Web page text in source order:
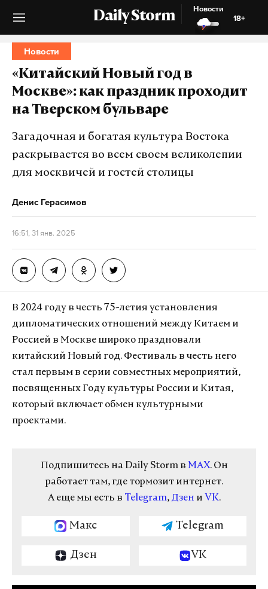
Daily Storm
Новости
18+
Новости
«Китайский Новый год в
Москве»: как праздник проходит
на Тверском бульваре
Загадочная и богатая культура Востока
раскрывается во всем своем великолепии
для москвичей и гостей столицы
Денис Герасимов
16:51, 31 янв. 2025
В 2024 году в честь 75-летия установления
дипломатических отношений между Китаем и
Россией в Москве широко праздновали
китайский Новый год. Фестиваль в честь него
стал первым в серии совместных мероприятий,
посвященных Году культуры России и Китая,
который включает обмен культурными
проектами.
Подпишитесь на Daily Storm в MAX. Он
работает там, где тормозит интернет.
А еще мы есть в Telegram, Дзен и VK.
Макс Telegram
Дзен VK